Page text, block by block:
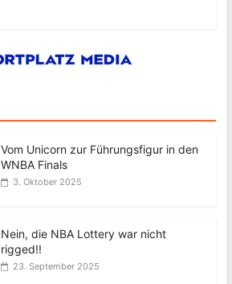
Vom Unicorn zur Führungsfigur in den
WNBA Finals
3. Oktober 2025
Nein, die NBA Lottery war nicht
rigged!!
23. September 2025